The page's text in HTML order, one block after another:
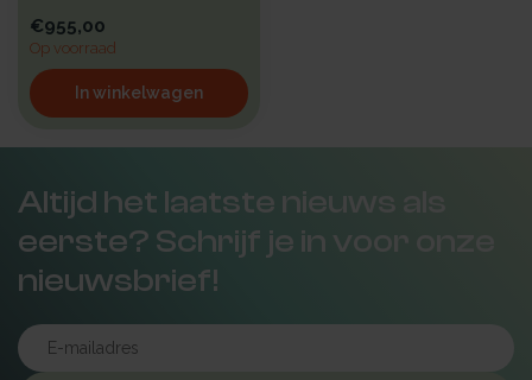
akoestis...
€955,00
Op voorraad
In winkelwagen
Altijd het laatste nieuws als
eerste? Schrijf je in voor onze
nieuwsbrief!